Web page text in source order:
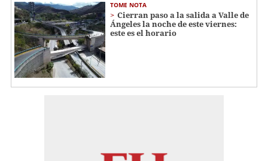
TOME NOTA
Cierran paso a la salida a Valle de
Ángeles la noche de este viernes:
este es el horario